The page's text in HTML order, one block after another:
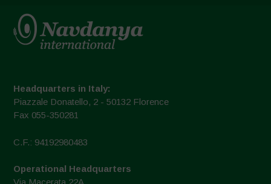
Headquarters in Italy:
Piazzale Donatello, 2 - 50132 Florence
Fax 055-350281
C.F.: 94192980483
Operational Headquarters